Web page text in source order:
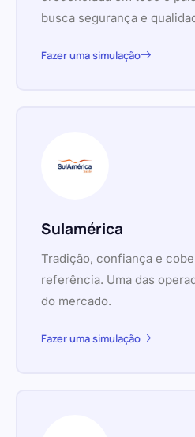
busca segurança e
Fazer uma simulação
Sulamérica
Tradição, confiança e
referência. Uma das
do mercado.
Fazer uma simulação